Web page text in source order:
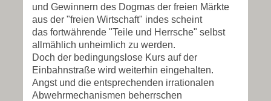
und Gewinnern des Dogmas der freien Märkte
aus der "freien Wirtschaft" indes scheint
das fortwährende "Teile und Herrsche" selbst
allmählich unheimlich zu werden.
Doch der bedingungslose Kurs auf der
Einbahnstraße wird weiterhin eingehalten.
Angst und die entsprechenden irrationalen
Abwehrmechanismen beherrschen